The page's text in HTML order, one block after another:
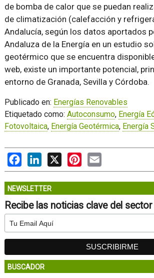
de bomba de calor que se puedan
de climatización (calefacción y
Andalucía, según los datos aportados
Andaluza de la Energía en un estudio
geotérmico que se encuentra
web, existe un importante potencial,
entorno de Granada, Sevilla y Córdoba.
Publicado en: Energías Renovables
Etiquetado como: Autoconsumo, Energía
Fotovoltaica, Energía Geotérmica, Energía
FacebookLinkedIn
X PinterestEmail
NEWSLETTER
Recibe las noticias clave del
BUSCADOR